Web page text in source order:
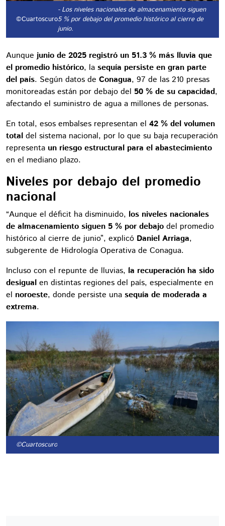
©Cuartoscuro
- Los niveles nacionales de almacenamiento siguen
5 % por debajo del promedio histórico al cierre de
junio.
Aunque junio de 2025 registró un 51.3 % más lluvia que
el promedio histórico, la sequía persiste en gran parte
del país. Según datos de Conagua, 97 de las 210 presas
monitoreadas están por debajo del 50 % de su capacidad,
afectando el suministro de agua a millones de personas.
En total, esos embalses representan el 42 % del volumen
total del sistema nacional, por lo que su baja recuperación
representa un riesgo estructural para el abastecimiento
en el mediano plazo.
Niveles por debajo del promedio
nacional
“Aunque el déficit ha disminuido, los niveles nacionales
de almacenamiento siguen 5 % por debajo del promedio
histórico al cierre de junio”, explicó Daniel Arriaga,
subgerente de Hidrología Operativa de Conagua.
Incluso con el repunte de lluvias, la recuperación ha sido
desigual en distintas regiones del país, especialmente en
el noroeste, donde persiste una sequía de moderada a
extrema.
©Cuartoscuro